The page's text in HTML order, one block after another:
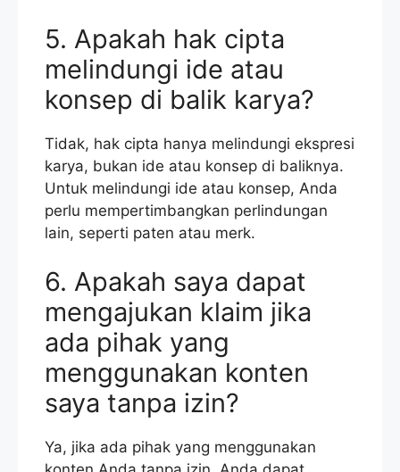
5. Apakah hak cipta
melindungi ide atau
konsep di balik karya?
Tidak, hak cipta hanya melindungi ekspresi
karya, bukan ide atau konsep di baliknya.
Untuk melindungi ide atau konsep, Anda
perlu mempertimbangkan perlindungan
lain, seperti paten atau merk.
6. Apakah saya dapat
mengajukan klaim jika
ada pihak yang
menggunakan konten
saya tanpa izin?
Ya, jika ada pihak yang menggunakan